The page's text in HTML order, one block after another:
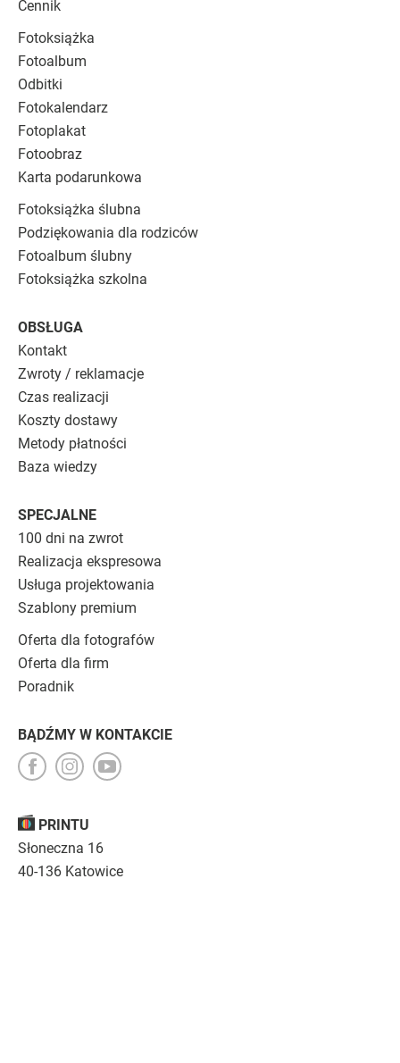
PRINTU
Słoneczna 16
40-136 Katowice
Cennik
Fotoksiążka
Fotoalbum
Odbitki
Fotokalendarz
Fotoplakat
Fotoobraz
Karta podarunkowa
Fotoksiążka ślubna
Podziękowania dla rodziców
Fotoalbum ślubny
Fotoksiążka szkolna
OBSŁUGA
Kontakt
Zwroty / reklamacje
Czas realizacji
Koszty dostawy
Metody płatności
Baza wiedzy
SPECJALNE
100 dni na zwrot
Realizacja ekspresowa
Usługa projektowania
Szablony premium
Oferta dla fotografów
Oferta dla firm
Poradnik
BĄDŹMY W KONTAKCIE